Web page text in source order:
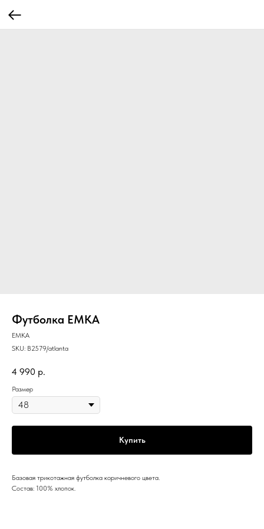
Футболка EMKA
EMKA
SKU: B2579/atlanta
4 990 р.
Размер
Купить
Базовая трикотажная футболка коричневого цвета.
Состав: 100% хлопок.